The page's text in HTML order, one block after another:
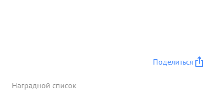
Поделиться
Наградной список